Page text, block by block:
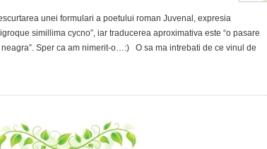
unei formulari a poetului roman Juvenal, expresia
simillima cycno”, iar traducerea aproximativa este “o pasare
Sper ca am nimerit-o…:) O sa ma intrebati de ce vinul de